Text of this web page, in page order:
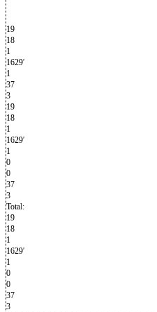
19
18
1
1629′
1
37
3
19
18
1
1629′
1
0
0
37
3
Total:
19
18
1
1629′
1
0
0
37
3